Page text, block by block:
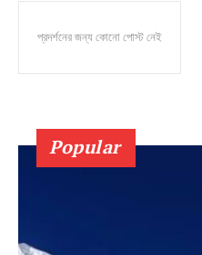
প্রদর্শনের জন্য কোনো পোস্ট নেই
Popular